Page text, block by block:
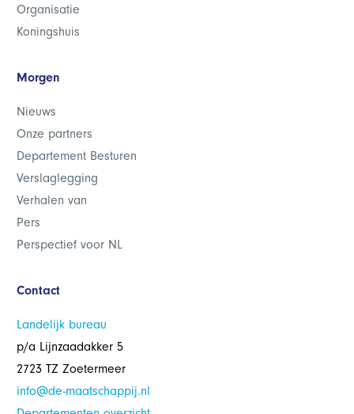
Organisatie
Koningshuis
Morgen
Nieuws
Onze partners
Departement Besturen
Verslaglegging
Verhalen van
Pers
Perspectief voor NL
Contact
Landelijk bureau
p/a Lijnzaadakker 5
2723 TZ Zoetermeer
info@de-maatschappij.nl